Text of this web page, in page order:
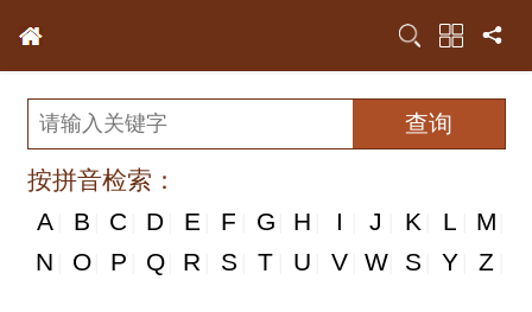
按拼音检索：
A
B C D E F G H I J K L M
N
N O P Q R S T U V W S Y Z